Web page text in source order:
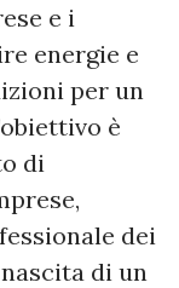
e i
energie e
per un
è
di
dei
di un